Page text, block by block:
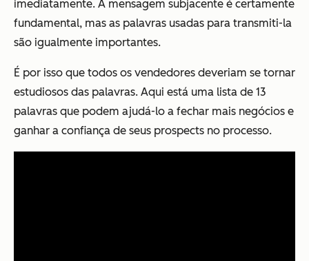
imediatamente. A mensagem subjacente é certamente
fundamental, mas as palavras usadas para transmiti-la
são igualmente importantes.
É por isso que todos os vendedores deveriam se tornar
estudiosos das palavras. Aqui está uma lista de 13
palavras que podem ajudá-lo a fechar mais negócios e
ganhar a confiança de seus prospects no processo.